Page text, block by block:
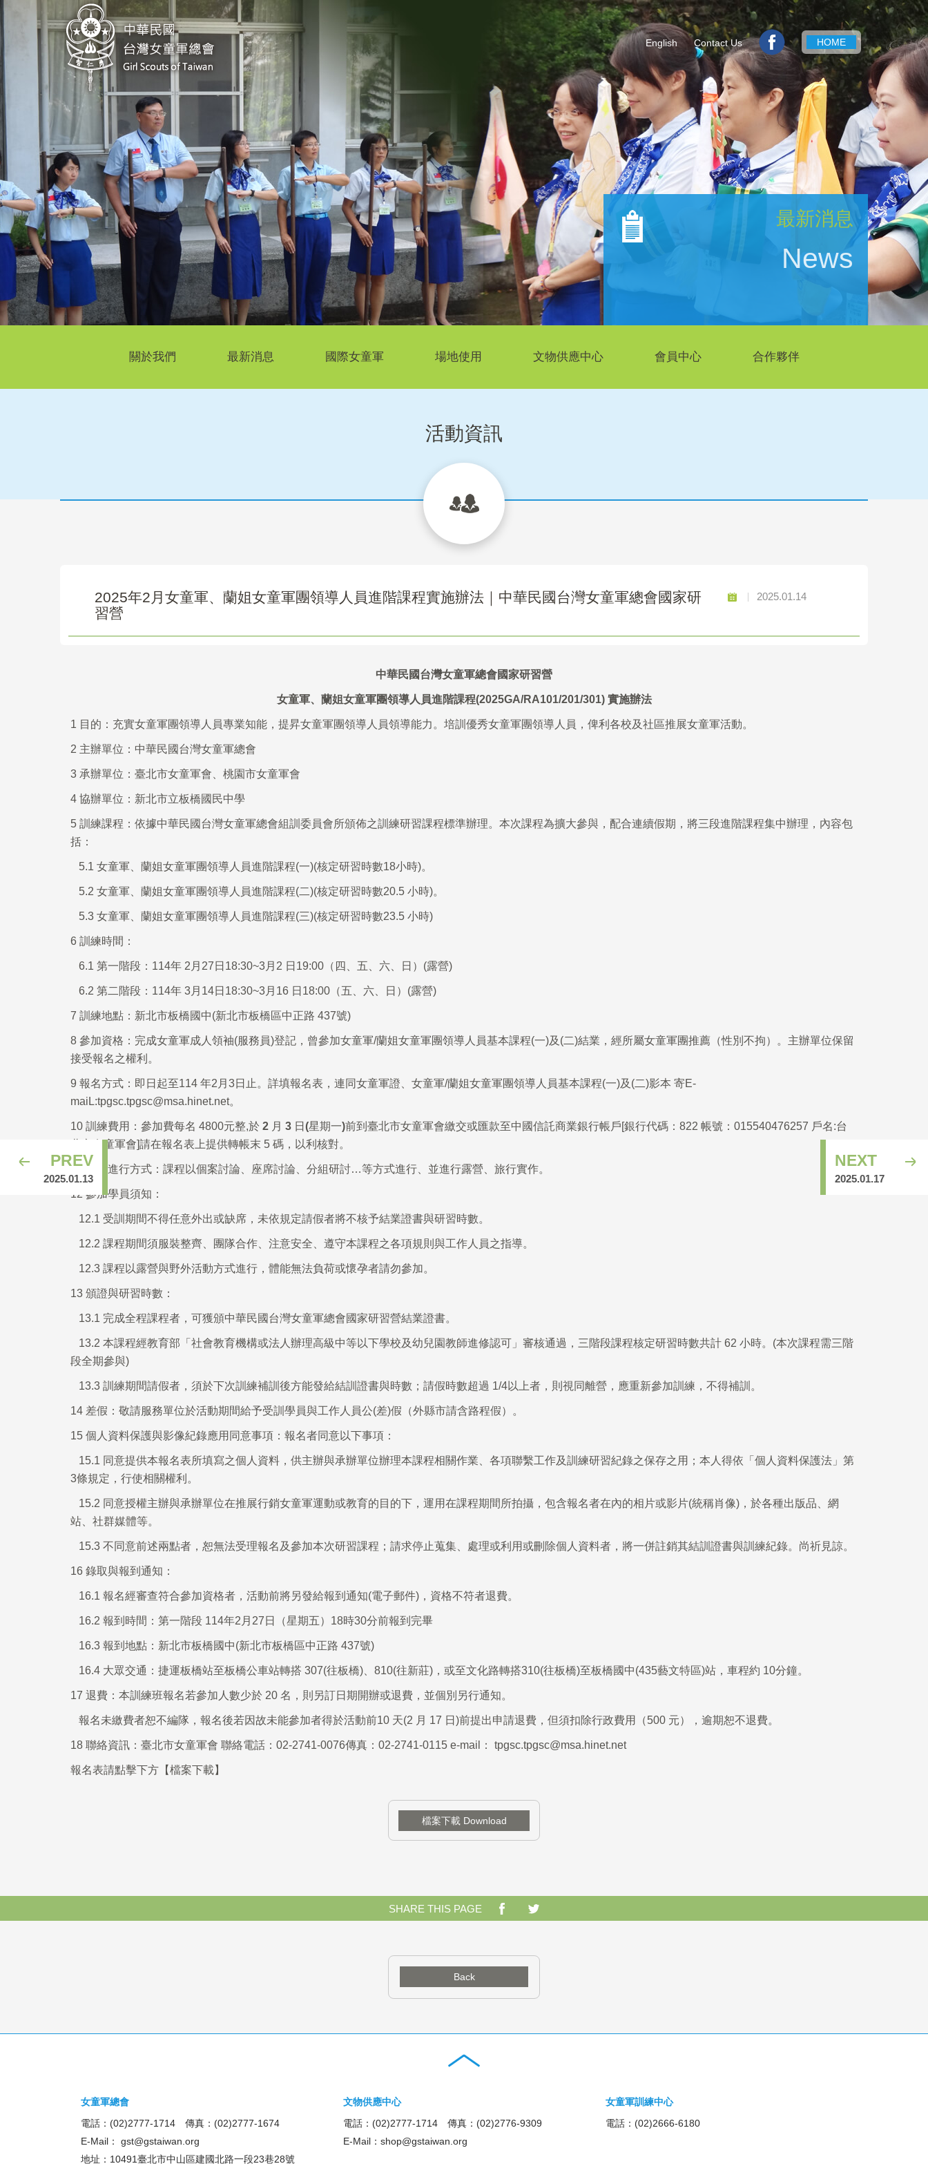
English Contact Us HOME
最新消息
News
關於我們 最新消息 國際女童軍 場地使用 文物供應中心 會員中心 合作夥伴
活動資訊
2025年2月女童軍、蘭姐女童軍團領導人員進階課程實施辦法｜中華民國台灣女童軍總會國家研
習營
2025.01.14
中華民國台灣女童軍總會國家研習營
女童軍、蘭姐女童軍團領導人員進階課程(2025GA/RA101/201/301)實施辦法
1 目的：充實女童軍團領導人員專業知能，提昇女童軍團領導人員領導能力。培訓優秀女童軍團領導人員，俾利各校及社區推展女童軍活動。
2 主辦單位：中華民國台灣女童軍總會
3 承辦單位：臺北市女童軍會、桃園市女童軍會
4 協辦單位：新北市立板橋國民中學
5 訓練課程：依據中華民國台灣女童軍總會組訓委員會所頒佈之訓練研習課程標準辦理。本次課程為擴大參與，配合連續假期，將三段進階課程集中辦理，內容包
括：
5.1 女童軍、蘭姐女童軍團領導人員進階課程(一)(核定研習時數18小時)。
5.2 女童軍、蘭姐女童軍團領導人員進階課程(二)(核定研習時數20.5 小時)。
5.3 女童軍、蘭姐女童軍團領導人員進階課程(三)(核定研習時數23.5 小時)
6 訓練時間：
6.1 第一階段：114年 2月27日18:30~3月2 日19:00（四、五、六、日）(露營)
6.2 第二階段：114年 3月14日18:30~3月16 日18:00（五、六、日）(露營)
7 訓練地點：新北市板橋國中(新北市板橋區中正路 437號)
8 參加資格：完成女童軍成人領袖(服務員)登記，曾參加女童軍/蘭姐女童軍團領導人員基本課程(一)及(二)結業，經所屬女童軍團推薦（性別不拘）。主辦單位保留
接受報名之權利。
9 報名方式：即日起至114 年2月3日止。詳填報名表，連同女童軍證、女童軍/蘭姐女童軍團領導人員基本課程(一)及(二)影本 寄E-
maiL:tpgsc.tpgsc@msa.hinet.net。
10 訓練費用：參加費每名 4800元整,於 2 月 3 日 (星期一)前到臺北市女童軍會繳交或匯款至中國信託商業銀行帳戶[銀行代碼： 822 帳號： 015540476257 戶名:台
北市女童軍會]請在報名表上提供轉帳末 5 碼，以利核對。
11 課程進行方式：課程以個案討論、座席討論、分組研討…等方式進行、並進行露營、旅行實作。
12 參加學員須知：
12.1 受訓期間不得任意外出或缺席，未依規定請假者將不核予結業證書與研習時數。
12.2 課程期間須服裝整齊、團隊合作、注意安全、遵守本課程之各項規則與工作人員之指導。
12.3 課程以露營與野外活動方式進行，體能無法負荷或懷孕者請勿參加。
13 頒證與研習時數：
13.1 完成全程課程者，可獲頒中華民國台灣女童軍總會國家研習營結業證書。
13.2 本課程經教育部「社會教育機構或法人辦理高級中等以下學校及幼兒園教師進修認可」審核通過，三階段課程核定研習時數共計 62 小時。(本次課程需三階
段全期參與)
13.3 訓練期間請假者，須於下次訓練補訓後方能發給結訓證書與時數；請假時數超過 1/4以上者，則視同離營，應重新參加訓練，不得補訓。
14 差假：敬請服務單位於活動期間給予受訓學員與工作人員公(差)假（外縣市請含路程假）。
15 個人資料保護與影像紀錄應用同意事項：報名者同意以下事項：
15.1 同意提供本報名表所填寫之個人資料，供主辦與承辦單位辦理本課程相關作業、各項聯繫工作及訓練研習紀錄之保存之用；本人得依「個人資料保護法」第
3條規定，行使相關權利。
15.2 同意授權主辦與承辦單位在推展行銷女童軍運動或教育的目的下，運用在課程期間所拍攝，包含報名者在內的相片或影片(統稱肖像)，於各種出版品、網
站、社群媒體等。
15.3 不同意前述兩點者，恕無法受理報名及參加本次研習課程；請求停止蒐集、處理或利用或刪除個人資料者，將一併註銷其結訓證書與訓練紀錄。尚祈見諒。
16 錄取與報到通知：
16.1 報名經審查符合參加資格者，活動前將另發給報到通知(電子郵件)，資格不符者退費。
16.2 報到時間：第一階段 114年2月27日（星期五）18時30分前報到完畢
16.3 報到地點：新北市板橋國中(新北市板橋區中正路 437號)
16.4 大眾交通：捷運板橋站至板橋公車站轉搭 307(往板橋)、810(往新莊)，或至文化路轉搭310(往板橋)至板橋國中(435藝文特區)站，車程約 10分鐘。
17 退費：本訓練班報名若參加人數少於 20 名，則另訂日期開辦或退費，並個別另行通知。
報名未繳費者恕不編隊，報名後若因故未能參加者得於活動前10 天(2 月 17 日 )前提出申請退費，但須扣除行政費用（500 元），逾期恕不退費。
18 聯絡資訊：臺北市女童軍會 聯絡電話：02-2741-0076傳真：02-2741-0115 e-mail： tpgsc.tpgsc@msa.hinet.net
報名表請點擊下方【檔案下載】
檔案下載 Download
PREV
2025.01.13
NEXT
2025.01.17
SHARE THIS PAGE
Back
女童軍總會
電話：(02)2777-1714 傳真：(02)2777-1674
E-Mail： gst@gstaiwan.org
地址：10491臺北市中山區建國北路一段23巷28號
文物供應中心
電話：(02)2777-1714 傳真：(02)2776-9309
E-Mail： shop@gstaiwan.org
女童軍訓練中心
電話：(02)2666-6180